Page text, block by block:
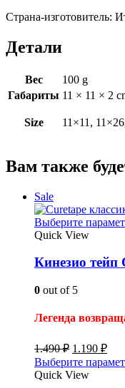
Страна-изготовитель:
Детали
Вес
100 g
Габариты 11 × 11 × 2
Size 11×11,
Вам также
Sale
Выберите
Quick View
Кинезио тейп
0 out of 5
Легенда
1.490₽ 1.190 ₽
Выберите
Quick View